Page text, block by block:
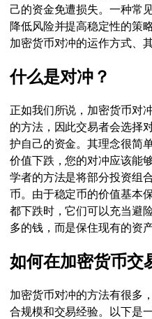
己的资金免遭损失。一种常
降低风险并提高稳定性的策
加密货币对冲的运作方式、
什么是对冲？
正如我们所说，加密货币对
的方法，因此交易者会选择
护自己的资金。其理念很简
价值下跌，您的对冲应该能
学者的方法是将部分投资组
币。由于稳定币的价值基本
都下跌时，它们可以充当避
多的钱，而是保住现有的资
如何在加密货币交
加密货币对冲的方法有很多
合规模和交易经验。以下是